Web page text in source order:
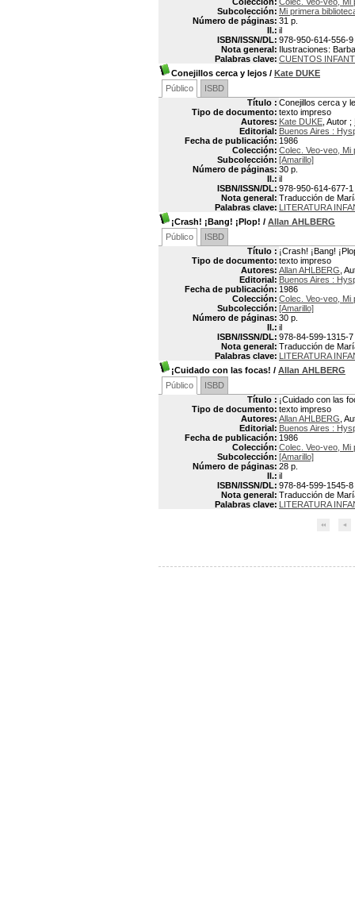
Subcolección: Mi primera
Número de páginas: 31 p.
Il.: il
ISBN/ISSN/DL: 978-950-614-556-9
Nota general: Ilustraciones:
Palabras clave: CUENTOS
Conejillos cerca y lejos / Kate DUKE
Público
ISBD
Título : Conejillos cerca y
Tipo de documento: texto impreso
Autores: Kate DUKE , Autor ;
Editorial: Buenos Aires :
Fecha de publicación: 1986
Colección: Colec. Veo-veo, Mi
Subcolección: [Amarillo]
Número de páginas: 30 p.
Il.: il
ISBN/ISSN/DL: 978-950-614-677-1
Nota general: Traducción de
Palabras clave: LITERATURA
¡Crash! ¡Bang! ¡Plop! / Allan AHLBERG
Público
ISBD
Título : ¡Crash! ¡Bang!
Tipo de documento: texto impreso
Autores: Allan AHLBERG ,
Editorial: Buenos Aires :
Fecha de publicación: 1986
Colección: Colec. Veo-veo, Mi
Subcolección: [Amarillo]
Número de páginas: 30 p.
Il.: il
ISBN/ISSN/DL: 978-84-599-1315-7
Nota general: Traducción de
Palabras clave: LITERATURA
¡Cuidado con las focas! / Allan AHLBERG
Público
ISBD
Título : ¡Cuidado con las
Tipo de documento: texto impreso
Autores: Allan AHLBERG ,
Editorial: Buenos Aires :
Fecha de publicación: 1986
Colección: Colec. Veo-veo, Mi
Subcolección: [Amarillo]
Número de páginas: 28 p.
Il.: il
ISBN/ISSN/DL: 978-84-599-1545-8
Nota general: Traducción de
Palabras clave: LITERATURA